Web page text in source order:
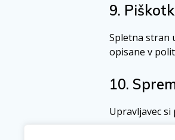
9.
Spletna stran
opisane v
10.
Upravljavec